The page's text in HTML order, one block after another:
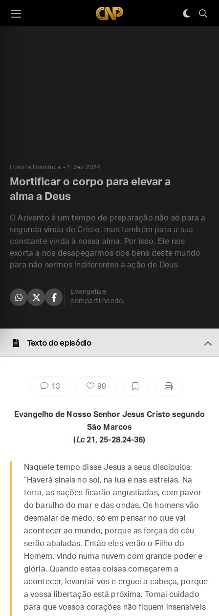
Homilia Dominical 1 Dez 2024
Mortificar o corpo para elevar a
alma a Deus
O Advento é um tempo de preparação não só para a
segunda vinda de Cristo, mas também para a sua
constante vinda à nossa alma. Por isso, Ele nos
exorta a nos desapegarmos dos bens deste mundo
para não sermos indiferentes à ação de Deus.
Evangelize,
compartilhando.
Texto do episódio
13 90
Evangelho de Nosso Senhor Jesus Cristo segundo
São Marcos
(Lc21, 25-28.24-36)
Naquele tempo disse Jesus a seus discípulos:
“Haverá sinais no sol, na lua e nas estrelas. Na
terra, as nações ficarão angustiadas, com pavor
do barulho do mar e das ondas. Os homens vão
desmaiar de medo, só em pensar no que vai
acontecer ao mundo, porque as forças do céu
serão abaladas. Então eles verão o Filho do
Homem, vindo numa nuvem com grande poder e
glória. Quando estas coisas começarem a
acontecer, levantai-vos e erguei a cabeça, porque
a vossa libertação está próxima. Tomai cuidado
para que vossos corações não fiquem insensíveis